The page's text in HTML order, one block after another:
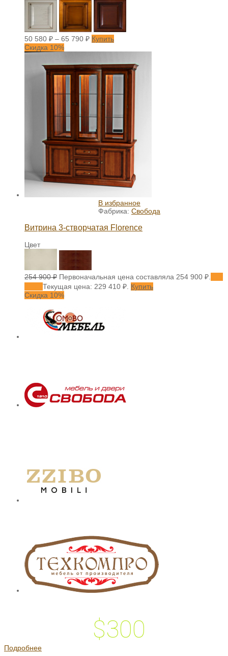
50 580 ₽ – 65 790 ₽ Купить
Скидка 10%
В избранное
Фабрика: Свобода
Витрина 3-створчатая Florence
Цвет
254 900₽ Первоначальная цена составляла 254 900 ₽.
Текущая цена: 229 410 ₽. Купить
Скидка 10%
$300
Подробнее